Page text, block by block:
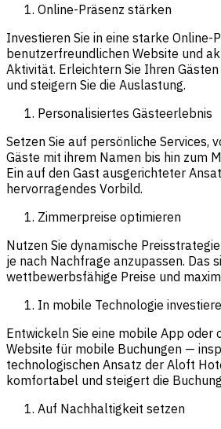
Online-Präsenz stärken
Investieren Sie in eine starke Online-
benutzerfreundlichen Website und
Aktivität. Erleichtern Sie Ihren
und steigern Sie die Auslastung.
Personalisiertes Gästeerlebnis
Setzen Sie auf persönliche Services,
Gäste mit ihrem Namen bis hin zum
Ein auf den Gast ausgerichteter
hervorragendes Vorbild.
Zimmerpreise optimieren
Nutzen Sie dynamische
je nach Nachfrage anzupassen. Das
wettbewerbsfähige Preise und
In mobile Technologie
Entwickeln Sie eine mobile App oder
Website für mobile Buchungen —
technologischen Ansatz der Aloft
komfortabel und steigert die
Auf Nachhaltigkeit setzen